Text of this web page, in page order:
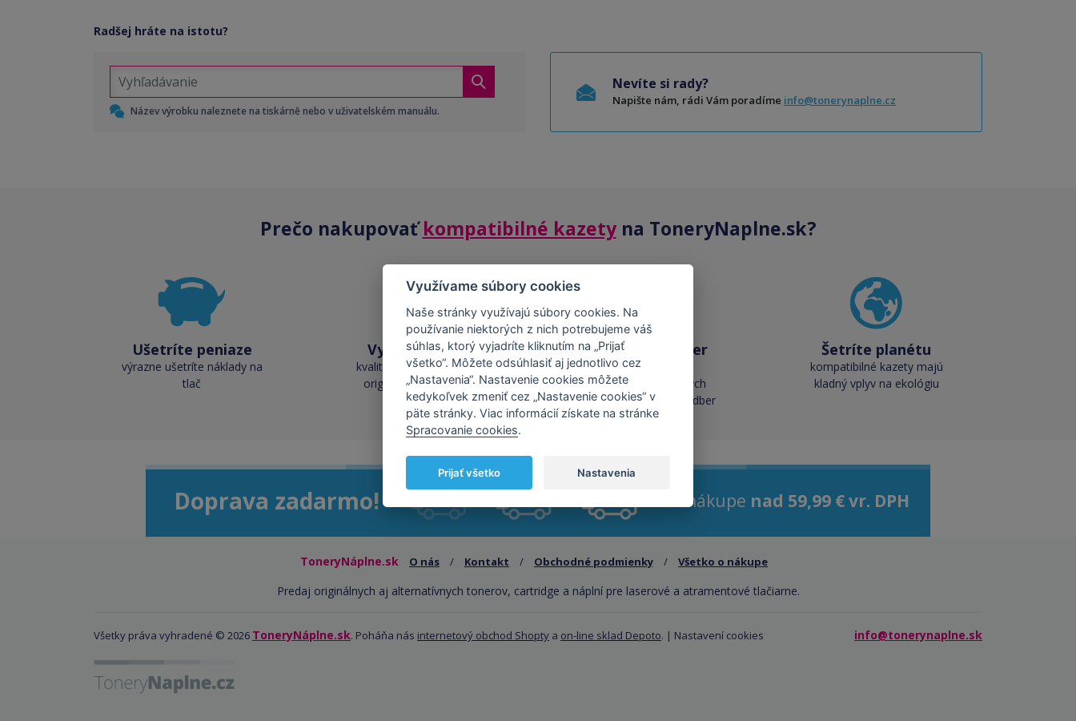
Radšej hráte na istotu?
Název výrobku naleznete na tiskárně nebo v uživatelském manuálu.
Nevíte si rady?
Napište nám, rádi Vám poradíme info@tonerynaplne.cz
Prečo nakupovaťkompatibilné kazetyna ToneryNaplne.sk?
Ušetríte peniaze
výrazne ušetríte náklady na
tlač
Vysoká kvalita
kvalita je porovnateľná s
originálnymi náplňami
Skladom takmer
všetko
cez 50 000 skladových
zásob pre okamžitý odber
Šetríte planétu
kompatibilné kazety majú
kladný vplyv na ekológiu
Doprava zadarmo! Pri nákupe nad 59,99 € vr. DPH
ToneryNáplne.sk O nás / Kontakt / Obchodné podmienky / Všetko o nákupe
Predaj originálnych aj alternatívnych tonerov, cartridge a náplní pre laserové a atramentové tlačiarne.
info@tonerynaplne.sk
Všetky práva vyhradené © 2026 ToneryNáplne.sk. Poháňa nás internetový obchod Shopty a on-line sklad Depoto. | Nastavení cookies
Využívame súbory cookies
Naše stránky využívajú súbory cookies. Na
používanie niektorých z nich potrebujeme váš
súhlas, ktorý vyjadríte kliknutím na „Prijať
všetko“. Môžete odsúhlasiť aj jednotlivo cez
„Nastavenia“. Nastavenie cookies môžete
kedykoľvek zmeniť cez „Nastavenie cookies“ v
päte stránky. Viac informácií získate na stránke
Spracovanie cookies.
Prijať všetko Nastavenia